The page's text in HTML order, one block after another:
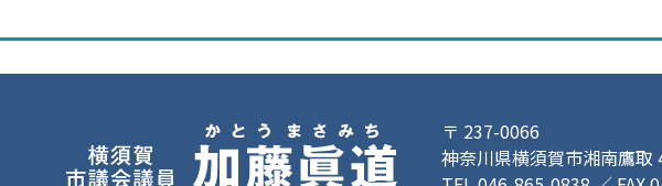
〒 237-0066
神奈川県横須賀市湘南鷹取